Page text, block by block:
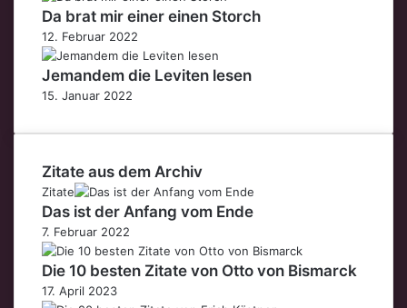
Da brat mir einer einen Storch
12. Februar 2022
Jemandem die Leviten lesen
15. Januar 2022
Zitate aus dem Archiv
Zitate
Das ist der Anfang vom Ende
7. Februar 2022
Die 10 besten Zitate von Otto von Bismarck
17. April 2023